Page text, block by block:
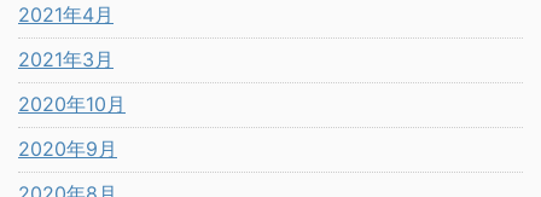
2021年4月
2021年3月
2020年10月
2020年9月